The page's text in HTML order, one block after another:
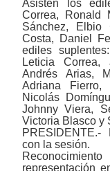
Asisten los
Correa, Ronald
Sánchez, Elbio
Costa, Daniel
ediles
Leticia Correa,
Andrés Arias,
Adriana Fierro,
Nicolás
Johnny Viera,
Victoria Blasco y
con la sesión.
representación